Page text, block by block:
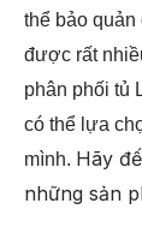
thể bảo quản
được rất
phân phối tủ
có thể lựa
mình. Hãy
những sản